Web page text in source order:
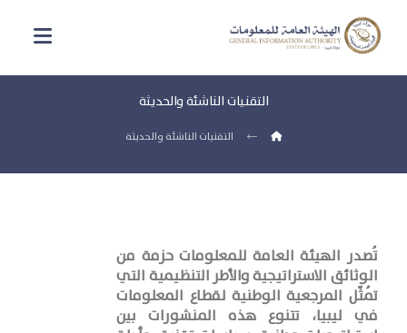
التقنيات الناشئة والحديثة
التقنيات الناشئة والحديثة
تُصدر الهيئة العامة للمعلومات حزمة من
الوثائق الاستراتيجية والأطر التنظيمية التي
تُمثّل المرجعية الوطنية لقطاع المعلومات
في ليبيا، تتنوع هذه المنشورات بين